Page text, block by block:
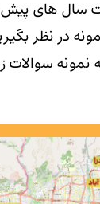
سال های
در نظر
سوالات